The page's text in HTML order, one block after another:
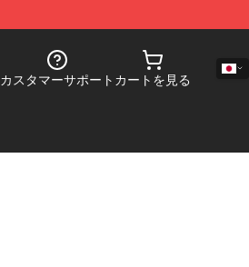
カスタマーサポート カートを見る